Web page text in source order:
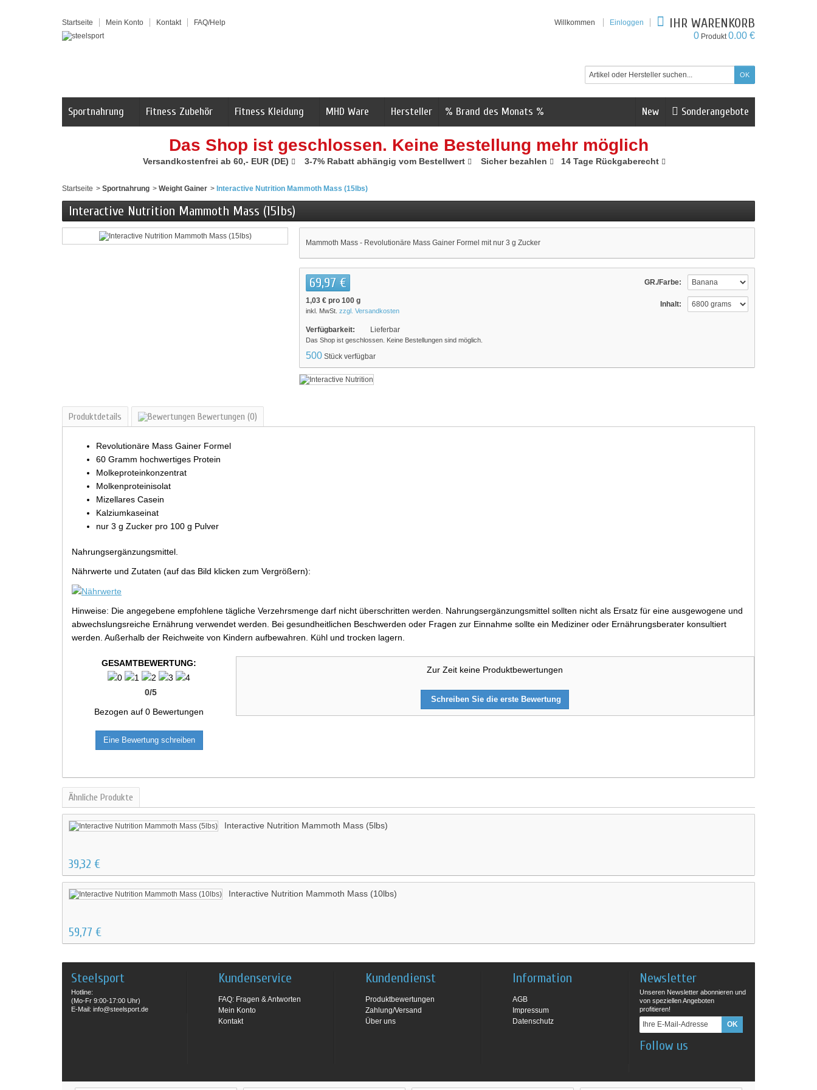
Startseite Mein Konto Kontakt FAQ/Help Willkommen Einloggen IHR WARENKORB
0 Produkt0.00 €
Sonderangebote
New
Sportnahrung Fitness Zubehör Fitness Kleidung MHD Ware Hersteller % Brand des Monats %
Das Shop ist geschlossen. Keine Bestellung mehr möglich
Versandkostenfrei ab 60,- EUR (DE) 3-7% Rabatt abhängig vom Bestellwert Sicher bezahlen 14 Tage Rückgaberecht
Startseite > Sportnahrung > Weight Gainer > Interactive Nutrition Mammoth Mass (15lbs)
Interactive Nutrition Mammoth Mass (15lbs)
Mammoth Mass - Revolutionäre Mass Gainer Formel mit nur 3 g Zucker
GR./Farbe:
Inhalt:
69,97 €
1,03 € pro 100 g
inkl. MwSt. zzgl. Versandkosten
Verfügbarkeit: Lieferbar
Das Shop ist geschlossen. Keine Bestellungen sind möglich.
500 Stück verfügbar
Produktdetails Bewertungen (0)
Revolutionäre Mass Gainer Formel
60 Gramm hochwertiges Protein
Molkeproteinkonzentrat
Molkenproteinisolat
Mizellares Casein
Kalziumkaseinat
nur 3 g Zucker pro 100 g Pulver
Nahrungsergänzungsmittel.
Nährwerte und Zutaten (auf das Bild klicken zum Vergrößern):
Hinweise: Die angegebene empfohlene tägliche Verzehrsmenge darf nicht überschritten werden. Nahrungsergänzungsmittel sollten nicht als Ersatz für eine ausgewogene und
abwechslungsreiche Ernährung verwendet werden. Bei gesundheitlichen Beschwerden oder Fragen zur Einnahme sollte ein Mediziner oder Ernährungsberater konsultiert
werden. Außerhalb der Reichweite von Kindern aufbewahren. Kühl und trocken lagern.
GESAMTBEWERTUNG:
0/5
Bezogen auf0 Bewertungen
Eine Bewertung schreiben
Zur Zeit keine Produktbewertungen
Schreiben Sie die erste Bewertung
Ähnliche Produkte
Interactive Nutrition Mammoth Mass (5lbs)
39,32 €
Interactive Nutrition Mammoth Mass (10lbs)
59,77 €
Steelsport
Hotline:
(Mo-Fr 9:00-17:00 Uhr)
E-Mail: info@steelsport.de
Kundenservice
FAQ: Fragen & Antworten
Mein Konto
Kontakt
Kundendienst
Produktbewertungen
Zahlung/Versand
Über uns
Information
AGB
Impressum
Datenschutz
Newsletter
Unseren Newsletter abonnieren und
von speziellen Angeboten
profitieren!
Follow us